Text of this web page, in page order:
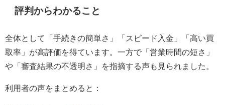
評判からわかること
全体として「手続きの簡単さ」「スピード入金」「高い買
取率」が高評価を得ています。一方で「営業時間の短さ」
や「審査結果の不透明さ」を指摘する声も見られました。
利用者の声をまとめると：